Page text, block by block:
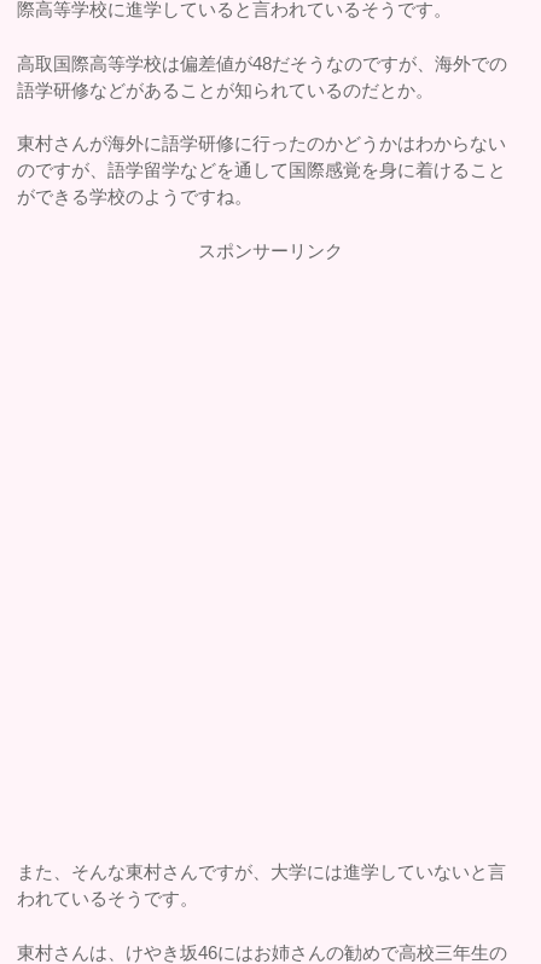
際高等学校に進学していると言われているそうです。
高取国際高等学校は偏差値が48だそうなのですが、海外での
語学研修などがあることが知られているのだとか。
東村さんが海外に語学研修に行ったのかどうかはわからない
のですが、語学留学などを通して国際感覚を身に着けること
ができる学校のようですね。
スポンサーリンク
また、そんな東村さんですが、大学には進学していないと言
われているそうです。
東村さんは、けやき坂46にはお姉さんの勧めで高校三年生の